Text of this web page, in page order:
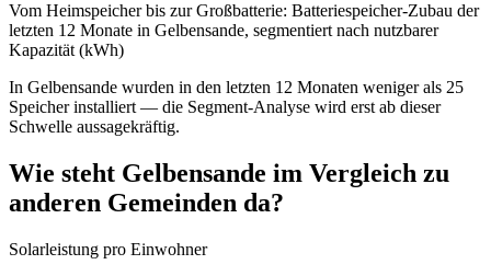
Vom Heimspeicher bis zur Großbatterie: Batteriespeicher-Zubau der
letzten 12 Monate in Gelbensande, segmentiert nach nutzbarer
Kapazität (kWh)
In Gelbensande wurden in den letzten 12 Monaten weniger als 25
Speicher installiert — die Segment-Analyse wird erst ab dieser
Schwelle aussagekräftig.
Wie steht Gelbensande im Vergleich zu
anderen Gemeinden da?
Solarleistung pro Einwohner